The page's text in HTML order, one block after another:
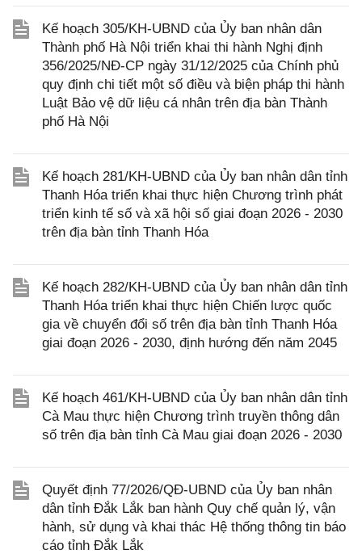
Kế hoạch 305/KH-UBND của Ủy ban nhân dân
Thành phố Hà Nội triển khai thi hành Nghị định
356/2025/NĐ-CP ngày 31/12/2025 của Chính phủ
quy định chi tiết một số điều và biện pháp thi hành
Luật Bảo vệ dữ liệu cá nhân trên địa bàn Thành
phố Hà Nội
Kế hoạch 281/KH-UBND của Ủy ban nhân dân tỉnh
Thanh Hóa triển khai thực hiện Chương trình phát
triển kinh tế số và xã hội số giai đoạn 2026 - 2030
trên địa bàn tỉnh Thanh Hóa
Kế hoạch 282/KH-UBND của Ủy ban nhân dân tỉnh
Thanh Hóa triển khai thực hiện Chiến lược quốc
gia về chuyển đổi số trên địa bàn tỉnh Thanh Hóa
giai đoạn 2026 - 2030, định hướng đến năm 2045
Kế hoạch 461/KH-UBND của Ủy ban nhân dân tỉnh
Cà Mau thực hiện Chương trình truyền thông dân
số trên địa bàn tỉnh Cà Mau giai đoạn 2026 - 2030
Quyết định 77/2026/QĐ-UBND của Ủy ban nhân
dân tỉnh Đắk Lắk ban hành Quy chế quản lý, vận
hành, sử dụng và khai thác Hệ thống thông tin báo
cáo tỉnh Đắk Lắk